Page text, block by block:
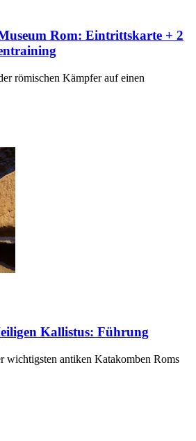
Rom: Eintrittskarte + 2
römischen Kämpfer auf einen
Kallistus: Führung
wichtigsten antiken Katakomben Roms